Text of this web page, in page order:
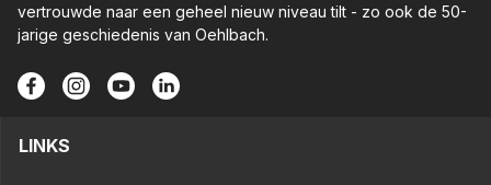
vertrouwde naar een geheel nieuw niveau tilt - zo ook de 50-
jarige geschiedenis van Oehlbach.
LINKS